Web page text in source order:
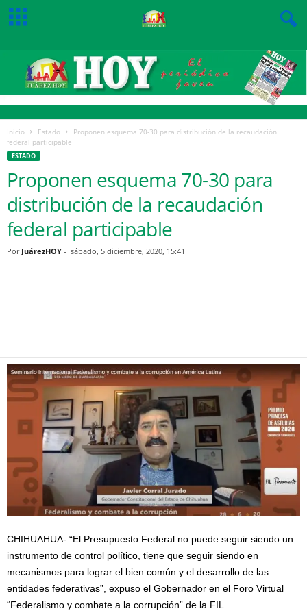
Inicio Estado
Proponen esquema 70-30 para distribución de la recaudación
federal participable
ESTADO
Proponen esquema 70-30 para
distribución de la recaudación
federal participable
Por JuárezHOY - sábado, 5 diciembre, 2020, 15:41
CHIHUAHUA- “El Presupuesto Federal no puede seguir siendo un
instrumento de control político, tiene que seguir siendo en
mecanismos para lograr el bien común y el desarrollo de las
entidades federativas”, expuso el Gobernador en el Foro Virtual
“Federalismo y combate a la corrupción” de la FIL